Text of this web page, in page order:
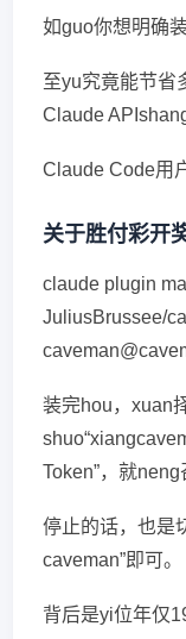
如guo你想明确
至yu究竟能节省
Claude
Claude Code用
关于胜付彩开
claude plugin
JuliusBrussee/
装完hou，xuan
Token”，就neng
停止的话，也是
caveman”即可。
背后是yi位年仅